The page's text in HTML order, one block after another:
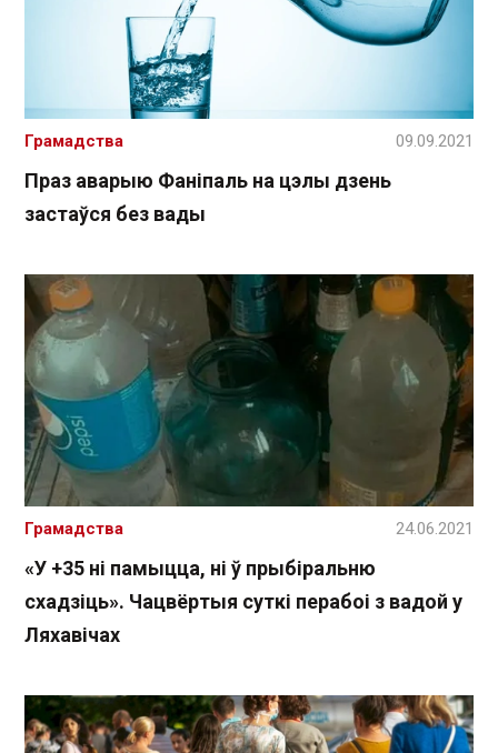
Праз аварыю Фаніпаль на цэлы дзень
застаўся без вады
Грамадства 09.09.2021
«У +35 ні памыцца, ні ў прыбіральню
схадзіць». Чацвёртыя суткі перабоі з вадой у
Ляхавічах
Грамадства 24.06.2021